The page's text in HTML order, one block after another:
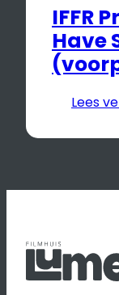
IFFR
Have
Lees